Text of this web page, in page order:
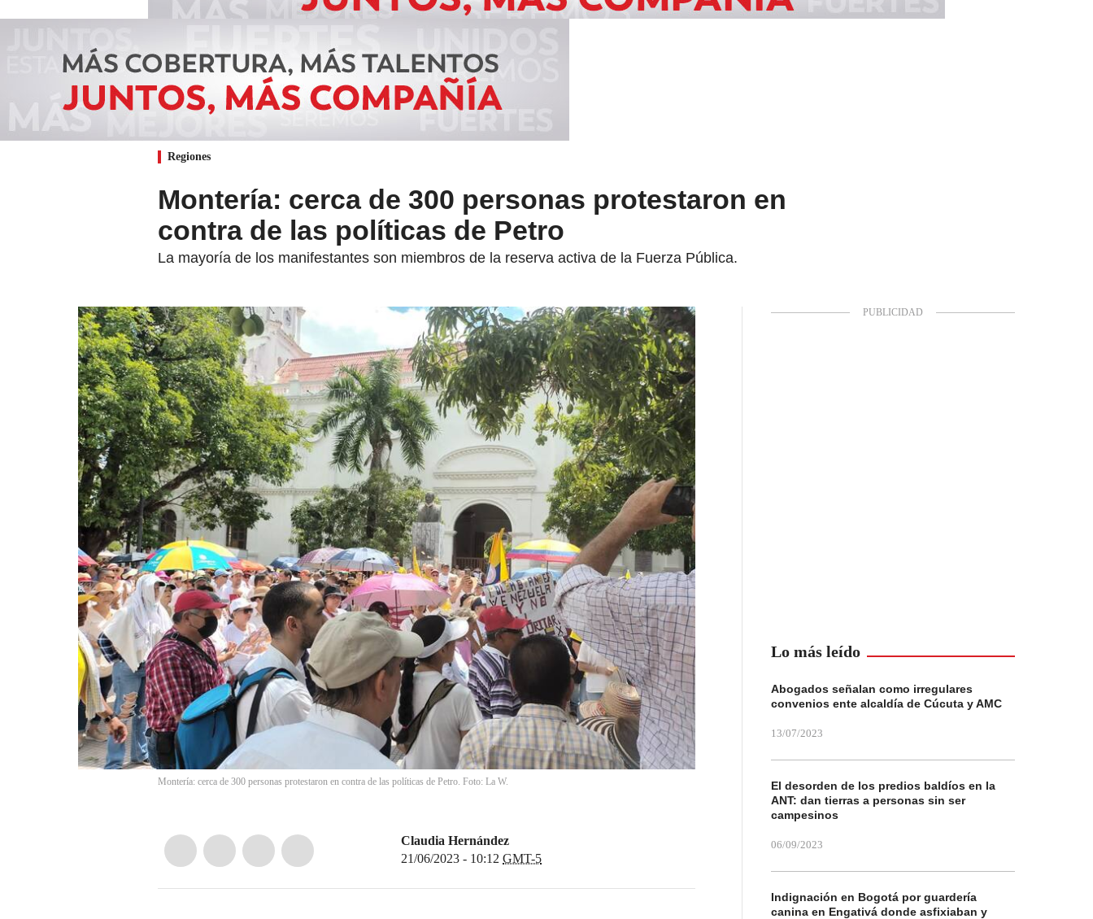
Regiones
Montería: cerca de 300 personas protestaron en
contra de las políticas de Petro
La mayoría de los manifestantes son miembros de la reserva activa de la Fuerza Pública.
Montería: cerca de 300 personas protestaron en contra de las políticas de Petro. Foto: La W.
Claudia Hernández
21/06/2023 - 10:12 GMT-5
Lo más leído
Abogados señalan como irregulares
convenios ente alcaldía de Cúcuta y AMC
13/07/2023
El desorden de los predios baldíos en la
ANT: dan tierras a personas sin ser
campesinos
06/09/2023
Indignación en Bogotá por guardería
canina en Engativá donde asfixiaban y